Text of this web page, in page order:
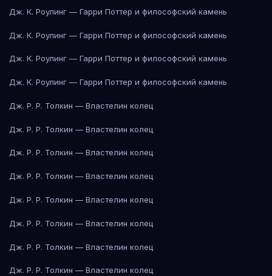
Дж. К. Роулинг — Гарри Поттер и философский камень
Дж. К. Роулинг — Гарри Поттер и философский камень
Дж. К. Роулинг — Гарри Поттер и философский камень
Дж. К. Роулинг — Гарри Поттер и философский камень
Дж. Р. Р. Толкин — Властелин колец
Дж. Р. Р. Толкин — Властелин колец
Дж. Р. Р. Толкин — Властелин колец
Дж. Р. Р. Толкин — Властелин колец
Дж. Р. Р. Толкин — Властелин колец
Дж. Р. Р. Толкин — Властелин колец
Дж. Р. Р. Толкин — Властелин колец
Дж. Р. Р. Толкин — Властелин колец